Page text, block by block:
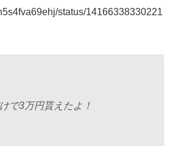
status/14166338330221
で3万円貰えたよ！